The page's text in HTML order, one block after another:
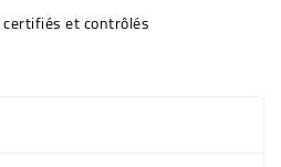
et contrôlés